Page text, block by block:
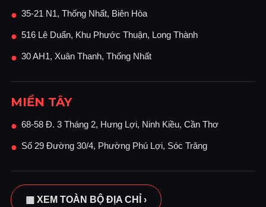
● 35-21 N1, Thống Nhất, Biên Hòa
● 516 Lê Duẩn, Khu Phước Thuận, Long Thành
● 30 AH1, Xuân Thanh, Thống Nhất
MIỀN TÂY
● 68-58 Đ. 3 Tháng 2, Hưng Lợi, Ninh Kiều, Cần Thơ
● Số 29 Đường 30/4, Phường Phú Lợi, Sóc Trăng
▦ XEM TOÀN BỘ ĐỊA CHỈ ›